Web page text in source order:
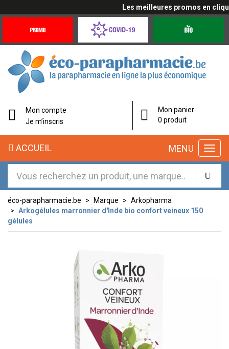
Les meilleures promos en
Offres
Coronavirus
éco-
parapharmacie.fr
éco-
parapharmacie.fr
Mon compte
Je m’inscris
Mon panier
0 produit
MENU
ACCUEIL
éco-parapharmacie.be Marque
Arkopharma
Arkogélules marronnier d'Inde bio confort veineux 150
gélules